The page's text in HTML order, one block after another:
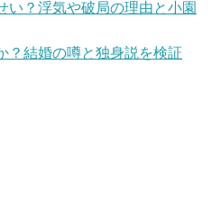
い？浮気や破局の理由と小園
？結婚の噂と独身説を検証